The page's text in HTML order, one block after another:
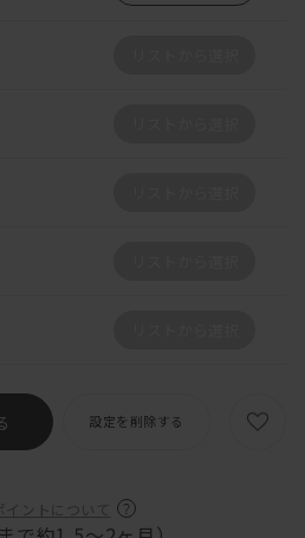
イントについて
設定を削除する